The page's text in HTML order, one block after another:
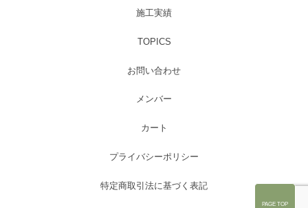
PAGE TOP
施工実績
TOPICS
お問い合わせ
メンバー
カート
プライバシーポリシー
特定商取引法に基づく表記